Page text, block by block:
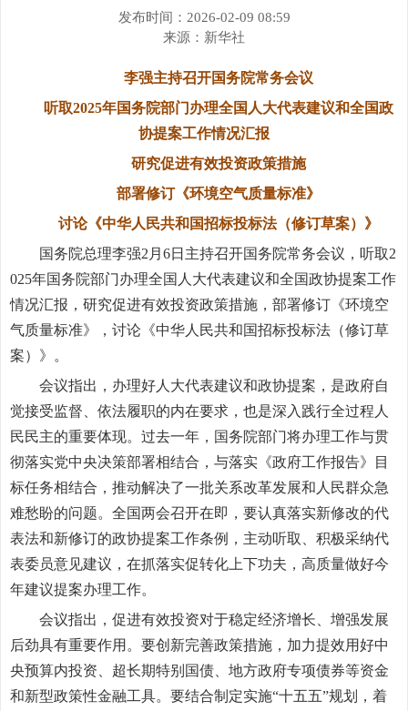
发布时间：2026-02-09 08:59
来源： 新华社
李强主持召开国务院常务会议
听取2025年国务院部门办理全国人大代表建议和全国政
协提案工作情况汇报
研究促进有效投资政策措施
部署修订《环境空气质量标准》
讨论《中华人民共和国招标投标法（修订草案）》
国务院总理李强2月6日主持召开国务院常务会议，听取2
025年国务院部门办理全国人大代表建议和全国政协提案工作
情况汇报，研究促进有效投资政策措施，部署修订《环境空
气质量标准》，讨论《中华人民共和国招标投标法（修订草
案）》。
会议指出，办理好人大代表建议和政协提案，是政府自
觉接受监督、依法履职的内在要求，也是深入践行全过程人
民民主的重要体现。过去一年，国务院部门将办理工作与贯
彻落实党中央决策部署相结合，与落实《政府工作报告》目
标任务相结合，推动解决了一批关系改革发展和人民群众急
难愁盼的问题。全国两会召开在即，要认真落实新修改的代
表法和新修订的政协提案工作条例，主动听取、积极采纳代
表委员意见建议，在抓落实促转化上下功夫，高质量做好今
年建议提案办理工作。
会议指出，促进有效投资对于稳定经济增长、增强发展
后劲具有重要作用。要创新完善政策措施，加力提效用好中
央预算内投资、超长期特别国债、地方政府专项债券等资金
和新型政策性金融工具。要结合制定实施“十五五”规划，着